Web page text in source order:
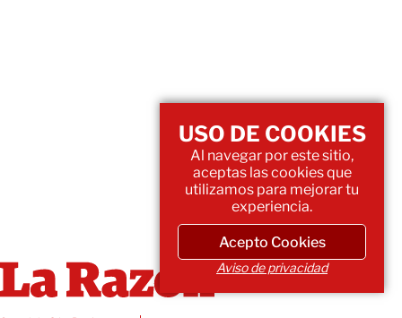
USO DE COOKIES
Al navegar por este sitio,
aceptas las cookies que
utilizamos para mejorar tu
experiencia.
Acepto Cookies
Aviso de privacidad